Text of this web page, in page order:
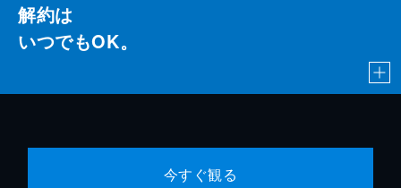
解約は
いつでもOK。
今すぐ観る